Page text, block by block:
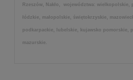
Rzeszów, Nakło, województwa: wielkopolskie,
łódzkie, małopolskie, świętokrzyskie,
podkarpackie, lubelskie, kujawsko pomorskie,
mazurskie.